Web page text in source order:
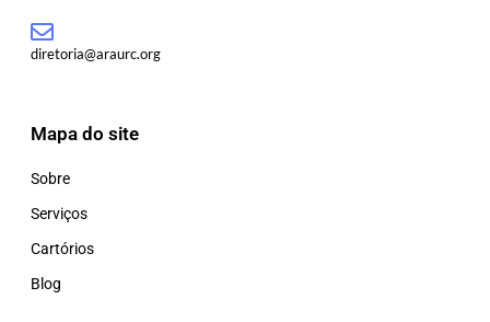
diretoria@araurc.org
Mapa do site
Sobre
Serviços
Cartórios
Blog